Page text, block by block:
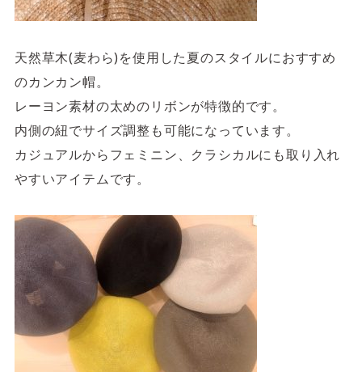
天然草木(麦わら)を使用した夏のスタイルにおすすめ
のカンカン帽。
レーヨン素材の太めのリボンが特徴的です。
内側の紐でサイズ調整も可能になっています。
カジュアルからフェミニン、クラシカルにも取り入れ
やすいアイテムです。